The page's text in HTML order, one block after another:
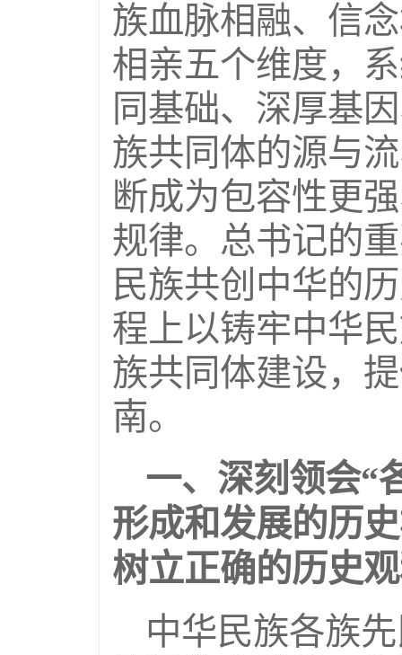
族血脉相融、信
相亲五个维度，
同基础、深厚基
族共同体的源与
断成为包容性更
规律。总书记的
民族共创中华的
程上以铸牢中华
族共同体建设，
南。
一、深刻领会“
形成和发展的历
树立正确的历史
中华民族各族